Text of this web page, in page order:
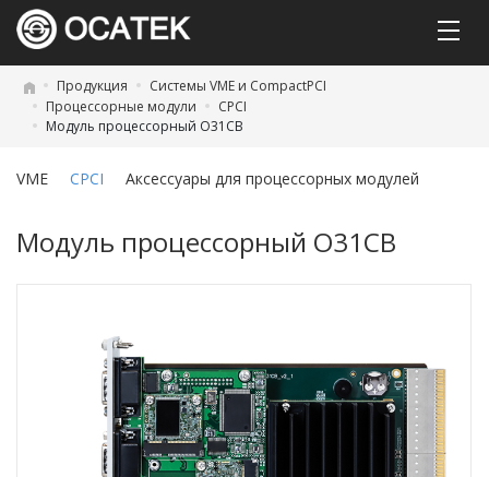
Продукция
Системы VME и CompactPCI
Процессорные модули
CPCI
Модуль процессорный O31CB
VME CPCI Аксессуары для процессорных модулей
Модуль процессорный O31CB